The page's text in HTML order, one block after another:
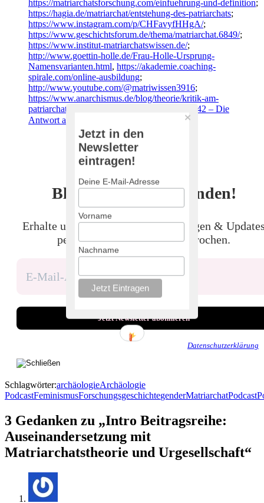
https://matriarchatsforschung.com/einfuehrung-und-definition;
https://hagia.de/matriarchat/entstehung-des-patriarchats;
https://www.instagram.com/p/CHFavyfHHgA/;
https://www.geschichtsforum.de/thema/matriarchat.6849/;
https://www.institut-matriarchatswissen.de/;
http://www.goettin-holle.de/Frau-Holle-Ursprung-
Namensvarianten.html, https://akademie.coaching-
spirale.com/online-ausbildung;
http://www.youtube.com/@matriwissen3916;
https://www.anarchismus.de/blog/theorie/kritik-am-
patriarchat
Brauchen wir mehr Matriarchat? | 42 – Die
Antwort auf fast alles | ARTE
Bleib auf dem Laufenden!
Erhalte unsere Beiträge, Empfehlungen &
per Mail – ohne Spam, versprochen.
Datenschutzerklärung
Schlagwörter:archäologieArchäologie
PodcastFeminismusForschungsgeschichtegenderMatriarchatPodcast
3 Gedanken zu „Intro Beitragsreihe:
Auseinandersetzung mit
Matriarchatstheorie und Urgesellschaft“
Jetzt in den
Newsletter
eintragen!
Deine E-Mail-Adresse
Vorname
Nachname